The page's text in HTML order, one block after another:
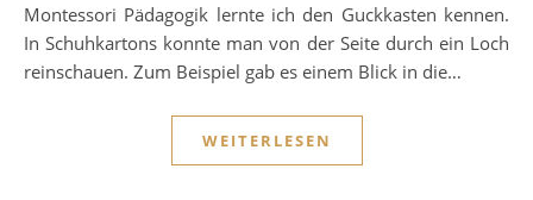
Montessori Pädagogik lernte ich den Guckkasten kennen.
In Schuhkartons konnte man von der Seite durch ein Loch
reinschauen. Zum Beispiel gab es einem Blick in die…
WEITERLESEN